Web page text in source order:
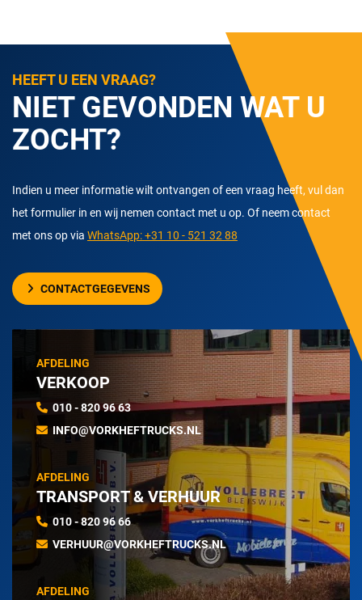
HEEFT U EEN VRAAG?
NIET GEVONDEN WAT U
ZOCHT?
Indien u meer informatie wilt ontvangen of een vraag heeft, vul dan
het formulier in en wij nemen contact met u op. Of neem contact
met ons op via WhatsApp: +31 10 - 521 32 88
CONTACTGEGEVENS
AFDELING
VERKOOP
010 - 820 96 63
INFO@VORKHEFTRUCKS.NL
AFDELING
TRANSPORT & VERHUUR
010 - 820 96 66
VERHUUR@VORKHEFTRUCKS.NL
AFDELING